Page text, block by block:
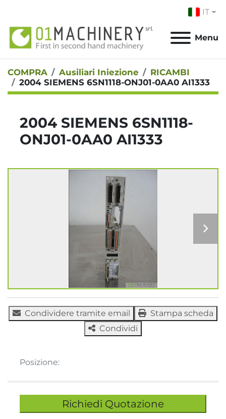
IT
Menu
COMPRA Ausiliari Iniezione
RICAMBI
2004 SIEMENS 6SN1118-ONJ01-0AA0 AI1333
2004 SIEMENS 6SN1118-
ONJ01-0AA0 AI1333
Condividere tramite email
Stampa scheda
Condividi
Posizione:
Richiedi Quotazione